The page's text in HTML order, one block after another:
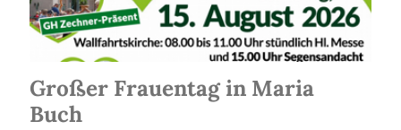
Großer Frauentag in Maria
Buch